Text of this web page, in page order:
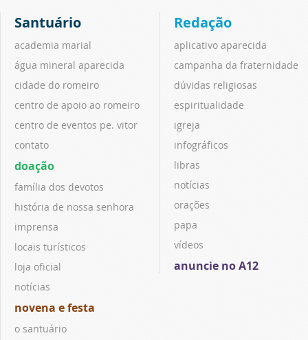
Santuário
academia marial
água mineral aparecida
cidade do romeiro
centro de apoio ao romeiro
centro de eventos pe. vitor
contato
doação
família dos devotos
história de nossa senhora
imprensa
locais turísticos
loja oficial
notícias
novena e festa
o santuário
Redação
aplicativo aparecida
campanha da fraternidade
dúvidas religiosas
espiritualidade
igreja
infográficos
libras
notícias
orações
papa
vídeos
anuncie no A12